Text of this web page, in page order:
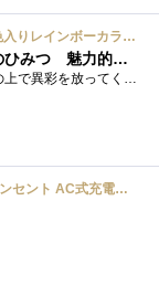
ハズブロ(HASBRO) 約56g 8色入りレインボーカラーのプレイ・ドー、新学期用品、2才以上のプリスクールの子供向け、子供向けのアート&クラフト 粘土 ねんど、こどもの日、子供の日プレゼント
映画ちいかわ・人魚の島のひみつ 魅力的なビラン：セイレーンを造ってみた
もう１年以上、釣り銭トレイの上で異彩を放ってくれたミャクミャクのマグネット 映画ちいかわ人魚の島のひみつを鑑賞後、素敵なビランのセイ...
UGREEN usbアダプタ usb コンセント AC式充電器 3.1A PSE認証済み 折りたたみ式プラグ 2ポート